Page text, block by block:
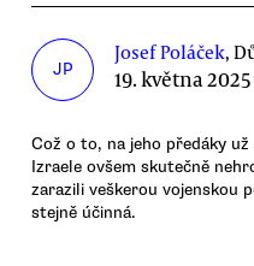
JP
Josef Poláček,
19. května 2025
Což o to, na jeho předáky
Izraele ovšem skutečně
zarazili veškerou vojenskou
stejně účinná.